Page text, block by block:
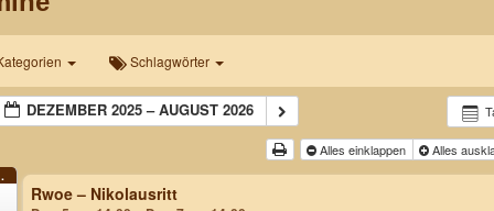
Schlagwörter
DEZEMBER 2025 – AUGUST 2026
Alles einklappen Alles
Rwoe – Nikolausritt